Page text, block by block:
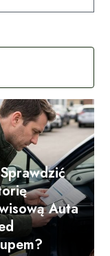
Auta